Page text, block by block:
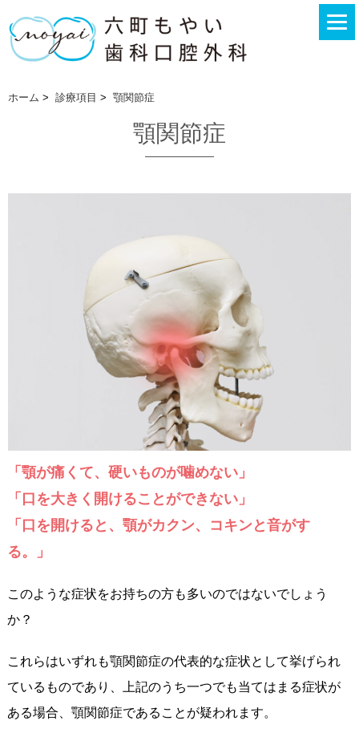
ホーム > 診療項目 > 顎関節症
顎関節症
「顎が痛くて、硬いものが噛めない」
「口を大きく開けることができない」
「口を開けると、顎がカクン、コキンと音がす
る。」
このような症状をお持ちの方も多いのではないでしょう
か？
これらはいずれも顎関節症の代表的な症状として挙げられ
ているものであり、上記のうち一つでも当てはまる症状が
ある場合、顎関節症であることが疑われます。